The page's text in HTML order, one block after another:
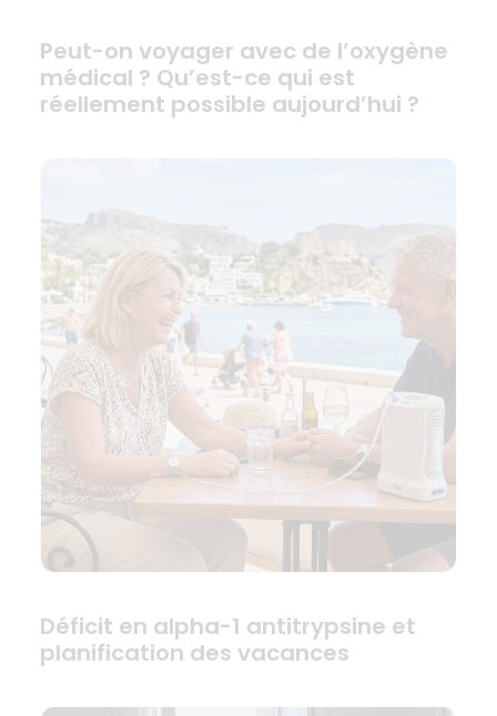
Peut-on voyager avec de l’oxygène
médical ? Qu’est-ce qui est
réellement possible aujourd’hui ?
Déficit en alpha-1 antitrypsine et
planification des vacances